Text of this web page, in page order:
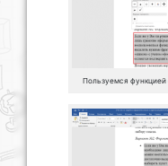
Пользуемся функцией